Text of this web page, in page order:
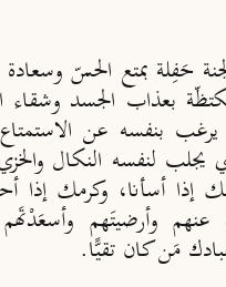
حَفِلة بمتع الحسّ وسعادة
بعذاب الجسد
بنفسه عن
يجلب لنفسه النكال
إذا أسأنا، وكرمك إذا
عنهم وأرضيتَهم وأسعَدْتَهم
مَن كان تقيًّا.